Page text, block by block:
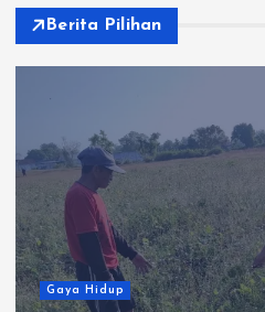
Berita Pilihan
Gaya Hidup
Kolaborasi